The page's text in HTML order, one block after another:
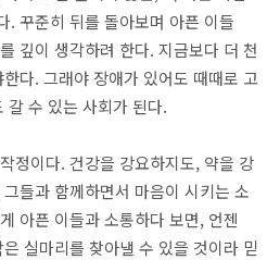
. 꾸준히 뒤를 돌아보며 아픈 이들
깊이 생각하려 한다. 지금보다 더 천
다. 그래야 장애가 있어도 때때로 고
갈 수 있는 사회가 된다.
정이다. 건강을 강요하지도, 약을 강
들과 함께하면서 마음이 시키는 소
아픈 이들과 소통하다 보면, 언젠
실마리를 찾아낼 수 있을 것이라 믿